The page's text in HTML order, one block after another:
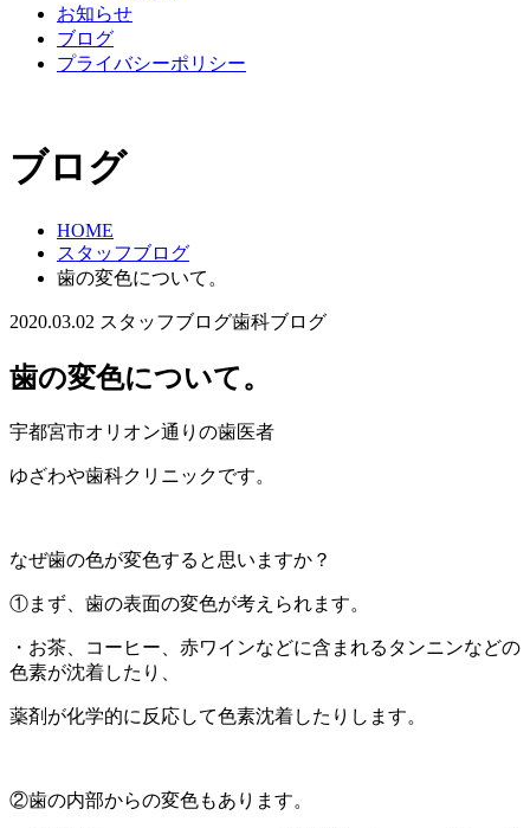
お知らせ
ブログ
プライバシーポリシー
ブログ
HOME
スタッフブログ
歯の変色について。
2020.03.02 スタッフブログ歯科ブログ
歯の変色について。
宇都宮市オリオン通りの歯医者
ゆざわや歯科クリニックです。
なぜ歯の色が変色すると思いますか？
①まず、歯の表面の変色が考えられます。
・お茶、コーヒー、赤ワインなどに含まれるタンニンなどの
色素が沈着したり、
薬剤が化学的に反応して色素沈着したりします。
②歯の内部からの変色もあります。